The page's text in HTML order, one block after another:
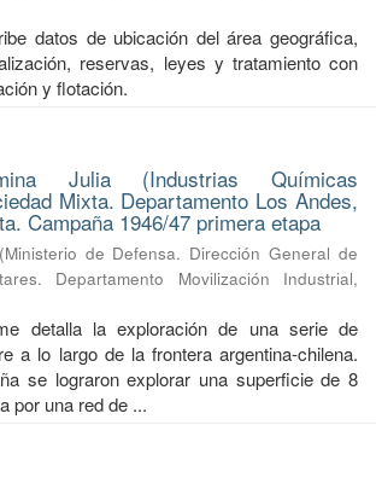
datos de ubicación del área geográfica,
reservas, leyes y tratamiento con
y flotación.
Julia (Industrias Químicas
Mixta. Departamento Los Andes,
Campaña 1946/47 primera etapa
(Ministerio de Defensa. Dirección General de
Departamento Movilización Industrial,
detalla la exploración de una serie de
a lo largo de la frontera argentina-chilena.
se lograron explorar una superficie de 8
por una red de ...